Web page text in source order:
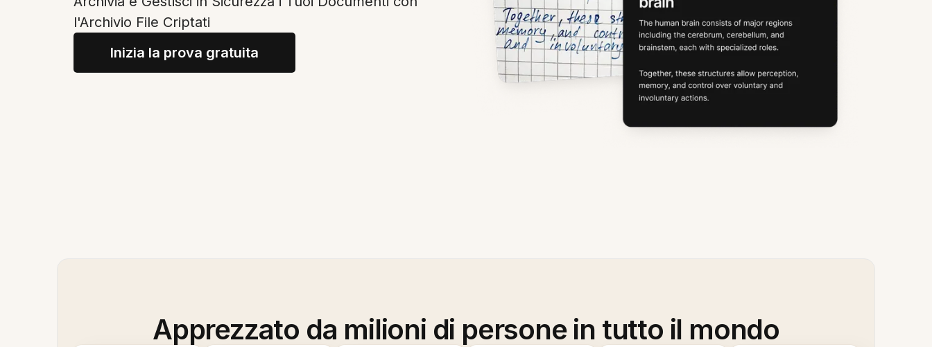
l'Archivio File Criptati
Inizia la prova gratuita
Apprezzato da milioni di persone in tutto il mondo